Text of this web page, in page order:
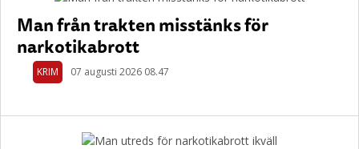
Man från trakten misstänks för
narkotikabrott
KRIM 07 augusti 2026 08.47